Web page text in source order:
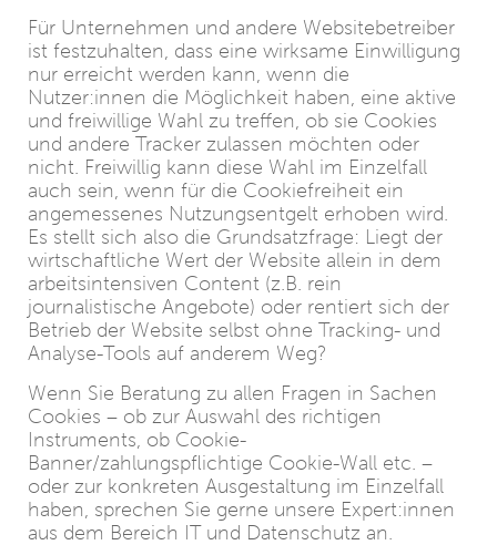
Für Unternehmen und andere Websitebetreiber
ist festzuhalten, dass eine wirksame Einwilligung
nur erreicht werden kann, wenn die
Nutzer:innen die Möglichkeit haben, eine aktive
und freiwillige Wahl zu treffen, ob sie Cookies
und andere Tracker zulassen möchten oder
nicht. Freiwillig kann diese Wahl im Einzelfall
auch sein, wenn für die Cookiefreiheit ein
angemessenes Nutzungsentgelt erhoben wird.
Es stellt sich also die Grundsatzfrage: Liegt der
wirtschaftliche Wert der Website allein in dem
arbeitsintensiven Content (z.B. rein
journalistische Angebote) oder rentiert sich der
Betrieb der Website selbst ohne Tracking- und
Analyse-Tools auf anderem Weg?
Wenn Sie Beratung zu allen Fragen in Sachen
Cookies – ob zur Auswahl des richtigen
Instruments, ob Cookie-
Banner/zahlungspflichtige Cookie-Wall etc. –
oder zur konkreten Ausgestaltung im Einzelfall
haben, sprechen Sie gerne unsere Expert:innen
aus dem Bereich IT und Datenschutz an.